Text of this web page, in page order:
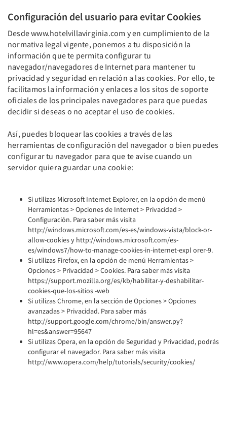
Configuración del usuario para evitar Cookies
Desde www.hotelvillavirginia.com y en cumplimiento de la
normativa legal vigente, ponemos a tu disposición la
información que te permita configurar tu
navegador/navegadores de Internet para mantener tu
privacidad y seguridad en relación a las cookies. Por ello, te
facilitamos la información y enlaces a los sitos de soporte
oficiales de los principales navegadores para que puedas
decidir si deseas o no aceptar el uso de cookies.
Así, puedes bloquear las cookies a través de las
herramientas de configuración del navegador o bien puedes
configurar tu navegador para que te avise cuando un
servidor quiera guardar una cookie:
Si utilizas Microsoft Internet Explorer, en la opción de menú
Herramientas > Opciones de Internet > Privacidad >
Configuración. Para saber más visita
http://windows.microsoft.com/es-es/windows-vista/block-or-
allow-cookies y http://windows.microsoft.com/es-
es/windows7/how-to-manage-cookies-in-internet-expl orer-9.
Si utilizas Firefox, en la opción de menú Herramientas >
Opciones > Privacidad > Cookies. Para saber más visita
https://support.mozilla.org/es/kb/habilitar-y-deshabilitar-
cookies-que-los-sitios -web
Si utilizas Chrome, en la sección de Opciones > Opciones
avanzadas > Privacidad. Para saber más
http://support.google.com/chrome/bin/answer.py?
hl=es&answer=95647
Si utilizas Opera, en la opción de Seguridad y Privacidad, podrás
configurar el navegador. Para saber más visita
http://www.opera.com/help/tutorials/security/cookies/